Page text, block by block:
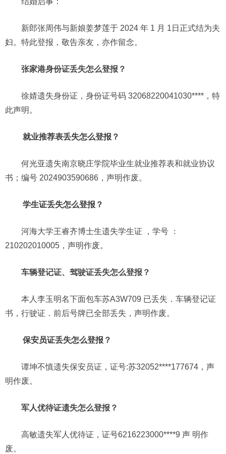
新郎张周伟与新娘姜梦莲于 2024 年 1 月 1日正式结为夫
妇。特此登报，敬告亲友，亦作留念。
张家港身份证丢失怎么登报？
徐婧遗失身份证，身份证号码 32068220041030****，特
此声明。
就业推荐表丢失怎么登报？
何光亚遗失南京晓庄学院毕业生就业推荐表和就业协议
书；编号 2024903590686，声明作废。
学生证丢失怎么登报？
河海大学王睿齐博士生遗失学生证 ，学号 ：
210202010005，声明作废。
车辆登记证、驾驶证丢失怎么登报？
本人李玉明名下面包车苏A3W709 已丢失．车辆登记证
书，行驶证．前后号牌已全部丢失，声明作废。
保安员证丢失怎么登报？
谭坤不慎遗失保安员证，证号:苏32052****177674，声
明作废。
军人优待证遗失怎么登报？
高敏遗失军人优待证，证号6216223000****9 声 明作
废。